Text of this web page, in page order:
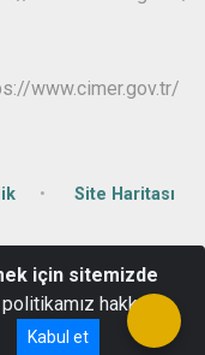
Site Haritası
0486 616 16 80
için sitemizde
hakkında
Kabul et